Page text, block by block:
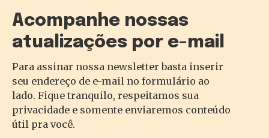
Acompanhe nossas
atualizações por e-mail
Para assinar nossa newsletter basta inserir
seu endereço de e-mail no formulário ao
lado. Fique tranquilo, respeitamos sua
privacidade e somente enviaremos conteúdo
útil pra você.